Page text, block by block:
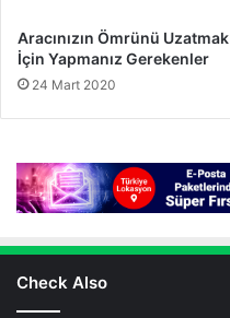
Aracınızın Ömrünü Uzatmak
İçin Yapmanız Gerekenler
24 Mart 2020
Check Also